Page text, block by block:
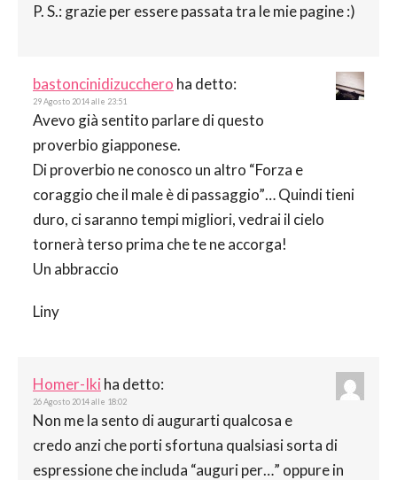
P. S.: grazie per essere passata tra le mie pagine :)
bastoncinidizucchero ha detto:
29 Agosto 2014 alle 23:51
Avevo già sentito parlare di questo
proverbio giapponese.
Di proverbio ne conosco un altro “Forza e
coraggio che il male è di passaggio”… Quindi tieni
duro, ci saranno tempi migliori, vedrai il cielo
tornerà terso prima che te ne accorga!
Un abbraccio
Liny
Homer-Iki ha detto:
26 Agosto 2014 alle 18:02
Non me la sento di augurarti qualcosa e
credo anzi che porti sfortuna qualsiasi sorta di
espressione che includa “auguri per…” oppure in